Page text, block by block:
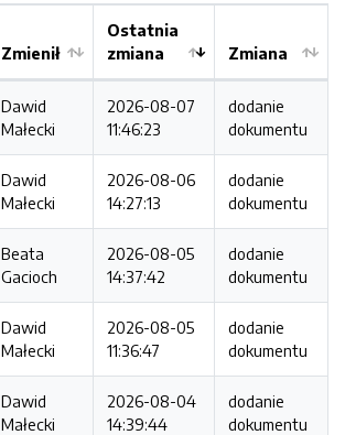
Zmienił
Ostatnia
zmiana
Zmiana
Dawid
Małecki
2026-08-07
11:46:23
dodanie
dokumentu
Dawid
Małecki
2026-08-06
14:27:13
dodanie
dokumentu
Beata
Gacioch
2026-08-05
14:37:42
dodanie
dokumentu
Dawid
Małecki
2026-08-05
11:36:47
dodanie
dokumentu
Dawid
Małecki
2026-08-04
14:39:44
dodanie
dokumentu